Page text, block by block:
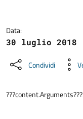
Data:
30 luglio 2018
Condividi
???content.Arguments???: